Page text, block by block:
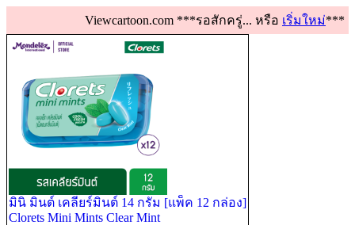
Viewcartoon.com ***รอสักครู่... หรือ เริ่มใหม่***
มินิ มินต์ เคลียร์มินต์ 14 กรัม [แพ็ค 12 กล่อง]
Clorets Mini Mints Clear Mint